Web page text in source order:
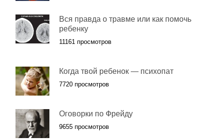
Вся правда о травме или как помочь
ребенку
11161 просмотров
Когда твой ребенок — психопат
7720 просмотров
Оговорки по Фрейду
9655 просмотров